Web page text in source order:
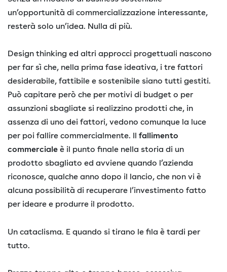
un’opportunità di commercializzazione interessante,
resterà solo un’idea. Nulla di più.
Design thinking ed altri approcci progettuali nascono
per far sì che, nella prima fase ideativa, i tre fattori
desiderabile, fattibile e sostenibile siano tutti gestiti.
Può capitare però che per motivi di budget o per
assunzioni sbagliate si realizzino prodotti che, in
assenza di uno dei fattori, vedono comunque la luce
per poi fallire commercialmente. Il fallimento
commerciale è il punto finale nella storia di un
prodotto sbagliato ed avviene quando l’azienda
riconosce, qualche anno dopo il lancio, che non vi è
alcuna possibilità di recuperare l’investimento fatto
per ideare e produrre il prodotto.
Un cataclisma. E quando si tirano le fila è tardi per
tutto.